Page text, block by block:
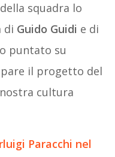
squadra lo
di Guido Guidi e di
puntato su
il progetto del
cultura
Paracchi nel